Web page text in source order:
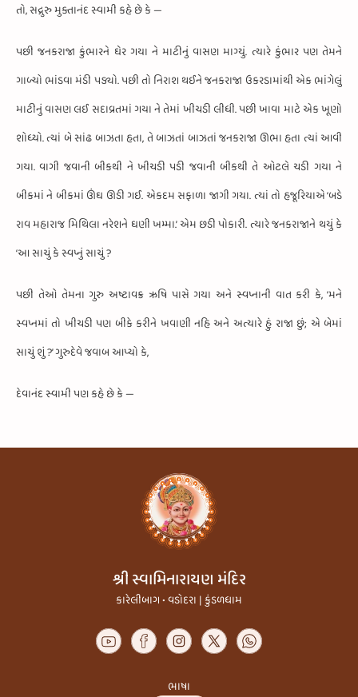
તો,સદ્ગુરુ મુક્તાનંદ સ્વામી કહે છે કે —
પછી જનકરાજા કુંભારને ઘેર ગયા ને માટીનું વાસણ માગ્યું. ત્યારે કુંભાર પણ તેમને
ગાળ્યો ભાંડવા મંડી પડ્યો.પછી તો નિરાશ થઈને જનકરાજા ઉકરડામાંથી એક ભાંગેલું
માટીનું વાસણ લઈ સદાવ્રતમાં ગયા ને તેમાં ખીચડી લીધી.પછી ખાવા માટે એક ખૂણો
શોધ્યો.ત્યાં બે સાંઢ બાઝતા હતા,તે બાઝતાં બાઝતાં જનકરાજા ઊભા હતા ત્યાં આવી
ગયા. વાગી જવાની બીકથી ને ખીચડી પડી જવાની બીકથી તે ઓટલે ચડી ગયા ને
બીકમાં ને બીકમાં ઊંઘ ઊડી ગઈ.એકદમ સફાળા જાગી ગયા.ત્યાં તો હજૂરિયાએ ‘બડે
રાવ મહારાજ મિથિલા નરેશને ઘણી ખમ્મા.’ એમ છડી પોકારી.ત્યારે જનકરાજાને થયું કે
‘આ સાચું કે સ્વપ્નું સાચું ?
પછી તેઓ તેમના ગુરુ અષ્ટાવક્ર ઋષિ પાસે ગયા અને સ્વપ્નાની વાત કરી કે, ‘મને
સ્વપ્નમાં તો ખીચડી પણ બીકે કરીને ખવાણી નહિ અને અત્યારે હું રાજા છું; એ બેમાં
સાચું શું ?’ ગુરુદેવે જવાબ આપ્યો કે,
દેવાનંદ સ્વામી પણ કહે છે કે —
શ્રી સ્વામિનારાયણ મંદિર
કારેલીબાગ • વડોદરા | કુંડળધામ
ભાષા